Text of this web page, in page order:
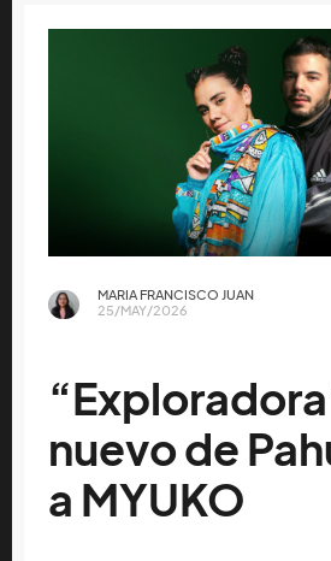
MARIA FRANCISCO JUAN
25/MAY/2026
nuevo de
a MYUKO